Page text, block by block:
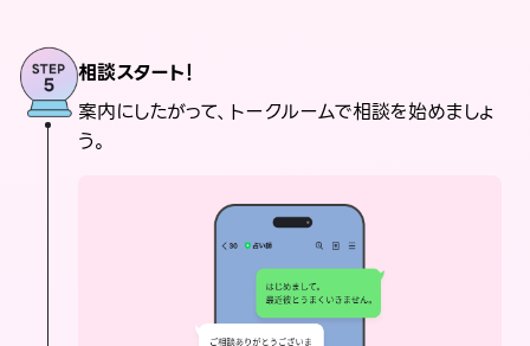
相談スタート！
案内にしたがって、トークルームで相談を始めましょ
う。